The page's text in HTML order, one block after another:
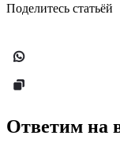
Поделитесь статьёй
Ответим на